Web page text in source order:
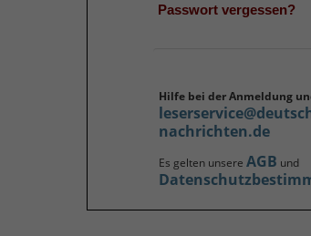
Passwort vergessen?
Hilfe bei der Anmeldung
nachrichten.de
Es gelten unsere AGB und